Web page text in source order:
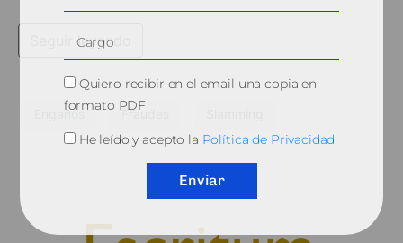
Seguir leyendo
Engaños Fraudes
Quiero recibir en el email una copia en
formato PDF
He leído y acepto la Política de Privacidad
Enviar